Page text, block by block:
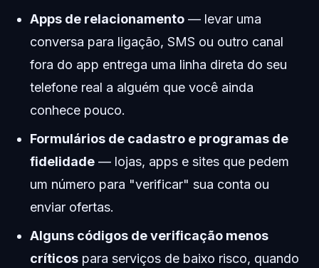
Apps de relacionamento— levar uma
conversa para ligação, SMS ou outro canal
fora do app entrega uma linha direta do seu
telefone real a alguém que você ainda
conhece pouco.
Formulários de cadastro e programas de
fidelidade— lojas, apps e sites que pedem
um número para "verificar" sua conta ou
enviar ofertas.
Alguns códigos de verificação menos
críticospara serviços de baixo risco, quando